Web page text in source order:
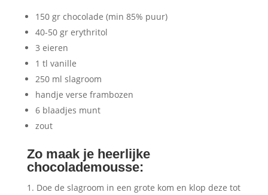
150 gr chocolade (min 85% puur)
40-50 gr erythritol
3 eieren
1 tl vanille
250 ml slagroom
handje verse frambozen
6 blaadjes munt
zout
Zo maak je heerlijke
chocolademousse:
Doe de slagroom in een grote kom en klop deze tot